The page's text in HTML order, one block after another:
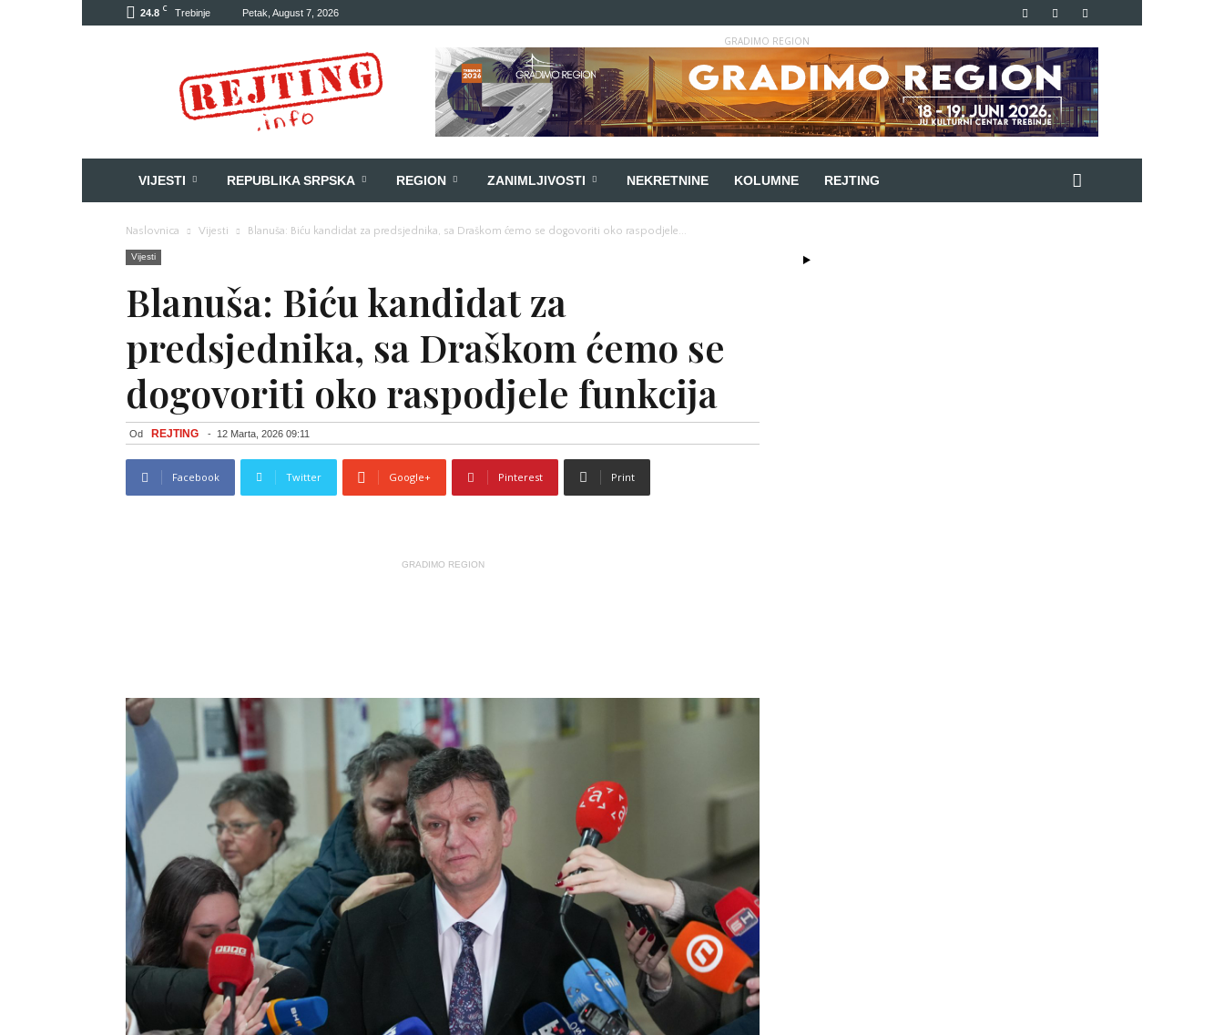
24.8 C Trebinje Petak, August 7, 2026
GRADIMO REGION
VIJESTI REPUBLIKA SRPSKA REGION ZANIMLJIVOSTI NEKRETNINE KOLUMNE REJTING
Naslovnica Vijesti Blanuša: Biću kandidat za predsjednika, sa Draškom ćemo se dogovoriti oko raspodjele...
Vijesti
Blanuša: Biću kandidat za
predsjednika, sa Draškom ćemo se
dogovoriti oko raspodjele funkcija
Od REJTING - 12 Marta, 2026 09:11
Facebook Twitter Google+ Pinterest Print
GRADIMO REGION